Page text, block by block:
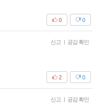
0
0
신고 | 공감 확인
0
2
신고 | 공감 확인